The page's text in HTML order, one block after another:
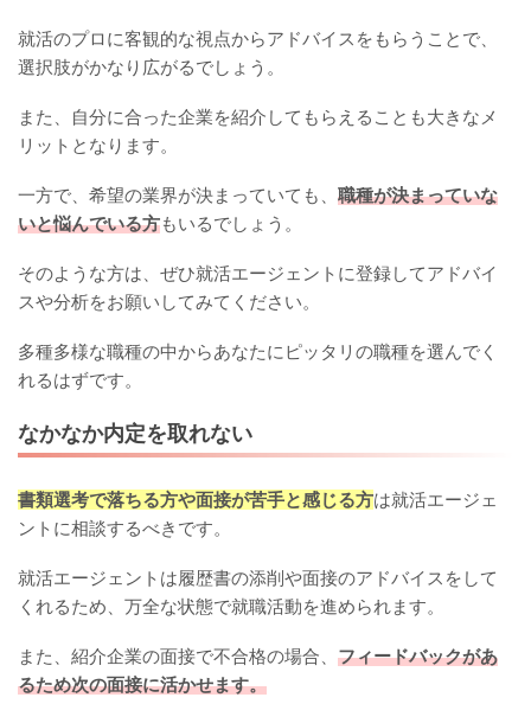
就活のプロに客観的な視点からアドバイスをもらうことで、
選択肢がかなり広がるでしょう。
また、自分に合った企業を紹介してもらえることも大きなメ
リットとなります。
一方で、希望の業界が決まっていても、 職種が決まっていな
いと悩んでいる方もいるでしょう。
そのような方は、ぜひ就活エージェントに登録してアドバイ
スや分析をお願いしてみてください。
多種多様な職種の中からあなたにピッタリの職種を選んでく
れるはずです。
なかなか内定を取れない
書類選考で落ちる方や面接が苦手と感じる方は就活エージェ
ントに相談するべきです。
就活エージェントは履歴書の添削や面接のアドバイスをして
くれるため、万全な状態で就職活動を進められます。
また、紹介企業の面接で不合格の場合、 フィードバックがあ
るため次の面接に活かせます。